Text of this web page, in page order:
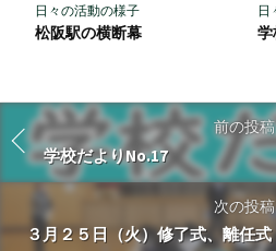
日々の活動の様子
松阪駅の横断幕
日
学
前の投稿
学校だよりNo.17
次の投稿
３月２５日（火）修了式、離任式